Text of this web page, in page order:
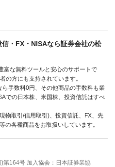
・FX・NISAなら証券会社の松
富な無料ツールと安心のサポートで
の方にも支持されています。
手数料0円、その他商品の手数料も業
での日本株、米国株、投資信託はすべ
物取引/信用取引)、投資信託、FX、先
の各種商品をお取扱いしています。
第164号 加入協会：日本証券業協